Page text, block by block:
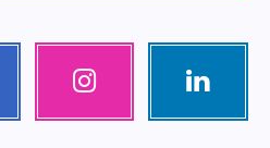
Instagram
Fotoğraflarımız!
Linkedin
Ziyaret